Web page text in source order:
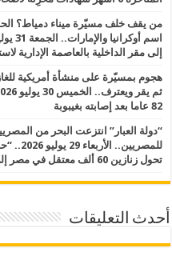
من يقف خلف مسيّرة ميناء دمياط؟
إلى مقر الداخلية بالعاصمة الإدارية
هجوم بمسيّرة على منشأة أمريكية
82 عاما بعد إصابته بغيبوبة
“دولة العبار” انتزعت البحر من
تحول زنازين 60 ألف معتقل في مصر إلى قبور مغلقة
أحدث التعليقات